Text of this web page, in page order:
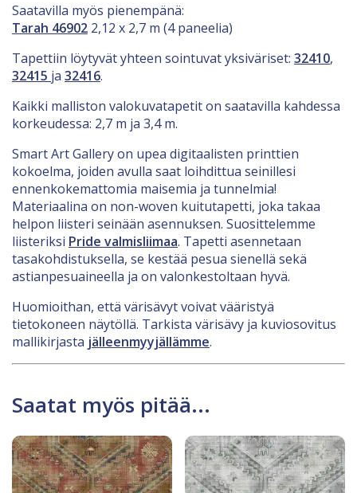
Saatavilla myös pienempänä:
Tarah 46902 2,12 x 2,7 m (4 paneelia)
Tapettiin löytyvät yhteen sointuvat yksiväriset: 32410,
32415 ja 32416.
Kaikki malliston valokuvatapetit on saatavilla kahdessa
korkeudessa: 2,7 m ja 3,4 m.
Smart Art Gallery on upea digitaalisten printtien
kokoelma, joiden avulla saat loihdittua seinillesi
ennenkokemattomia maisemia ja tunnelmia!
Materiaalina on non-woven kuitutapetti, joka takaa
helpon liisteri seinään asennuksen. Suosittelemme
liisteriksi Pride valmisliimaa. Tapetti asennetaan
tasakohdistuksella, se kestää pesua sienellä sekä
astianpesuaineella ja on valonkestoltaan hyvä.
Huomioithan, että värisävyt voivat vääristyä
tietokoneen näytöllä. Tarkista värisävy ja kuviosovitus
mallikirjasta jälleenmyyjällämme.
Saatat myös pitää...